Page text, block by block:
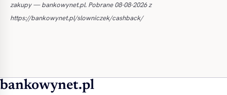
zakupy — bankowynet.pl. Pobrane 08-08-2026 z
https://bankowynet.pl/slowniczek/cashback/
bankowynet.pl